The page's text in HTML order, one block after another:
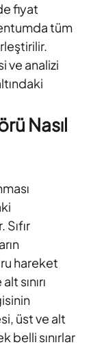
fiyat
tüm
ve analizi
Nasıl
hareket
sınırı
üst ve alt
belli sınırlar